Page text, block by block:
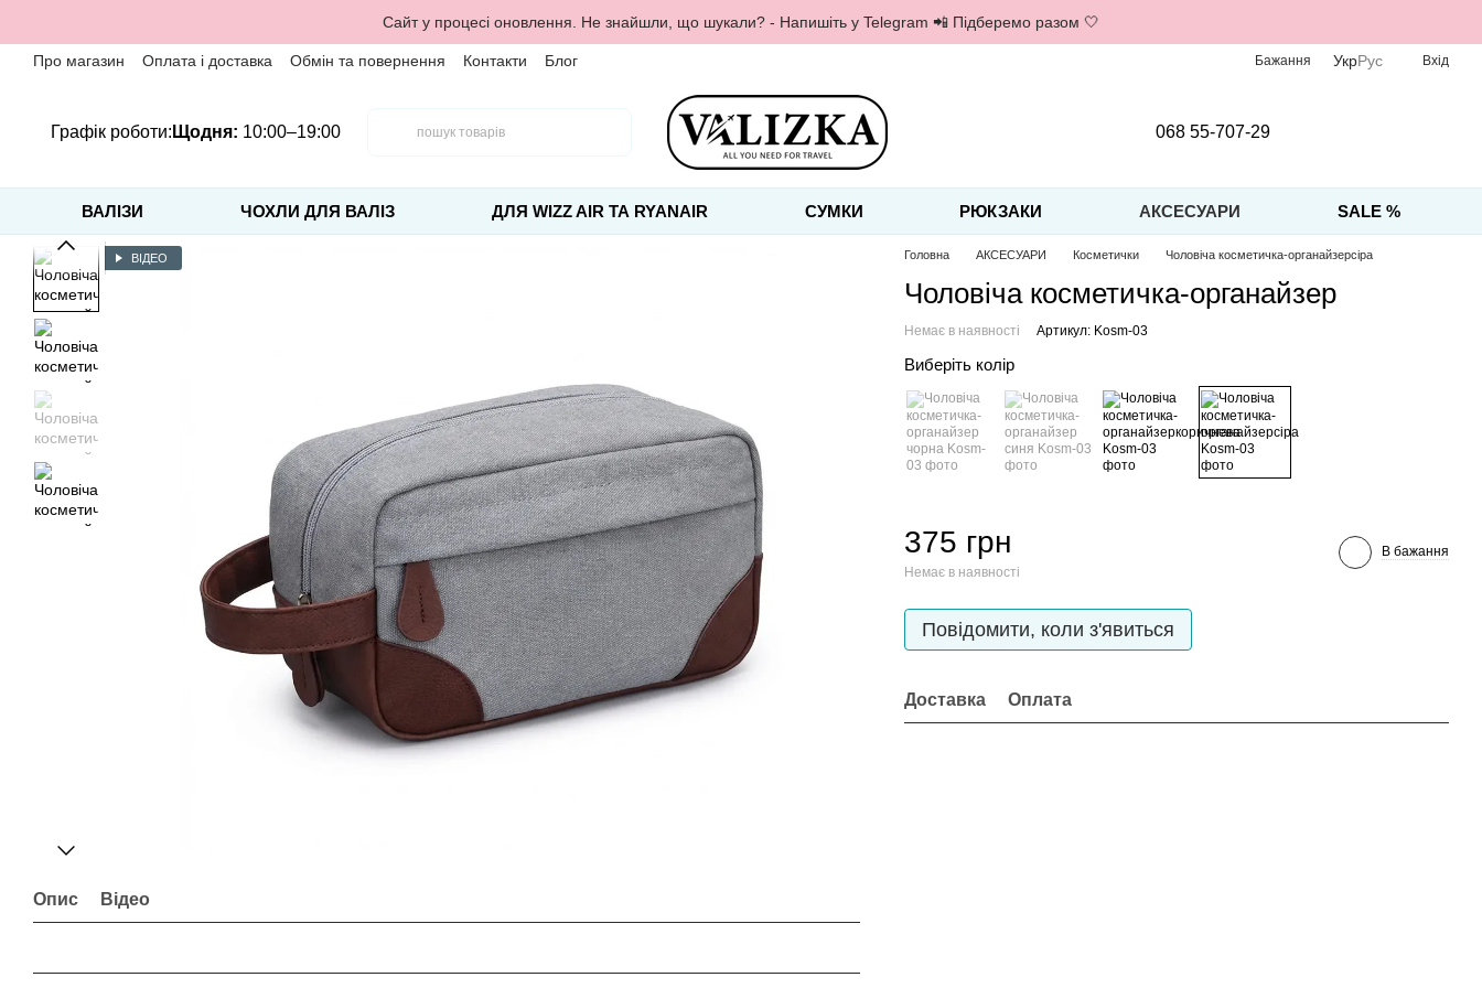
Сайт у процесі оновлення. Не знайшли, що шукали? - Напишіть у Telegram 📲 Підберемо разом 🤍
Про магазин Оплата і доставка Обмін та повернення Контакти Блог Бажання УкрРус Вхід
Графік роботи: Щодня: 10:00–19:00 068 55-707-29
ВАЛІЗИ ЧОХЛИ ДЛЯ ВАЛІЗ ДЛЯ WIZZ AIR ТА RYANAIR СУМКИ РЮКЗАКИ АКСЕСУАРИ SALE %
ВІДЕО
Опис Відео
Головна АКСЕСУАРИ Косметички Чоловіча косметичка-органайзерсіра
Чоловіча косметичка-органайзер
Немає в наявності Артикул: Kosm-03
Виберіть колір
375 грн
Немає в наявності
В бажання
Повідомити, коли з'явиться
Доставка Оплата